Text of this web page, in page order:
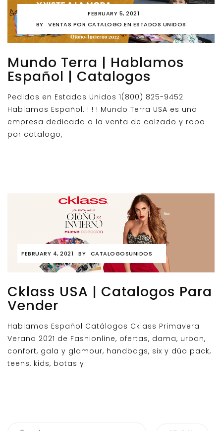
FEBRUARY 5, 2021
BY
VENTAS POR CATALOGO EN ESTADOS UNIDOS
Mundo Terra | Hablamos
Español | Catalogos
Pedidos en Estados Unidos 1(800) 825-9452
Hablamos Español. ! ! ! Mundo Terra USA es una
empresa dedicada a la venta de calzado y ropa
por catalogo,
FEBRUARY 4, 2021 BY CATALOGOSUNIDOS
Cklass USA | Catalogos Para
Vender
Hablamos Español Catálogos Cklass Primavera
Verano 2021 de Fashionline, ofertas, dama, urban,
confort, gala y glamour, handbags, six y dúo pack,
teens, kids, botas y
Search